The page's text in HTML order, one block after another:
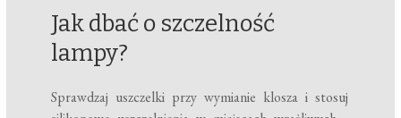
Jak dbać o szczelność
lampy?
Sprawdzaj uszczelki przy wymianie klosza i stosuj